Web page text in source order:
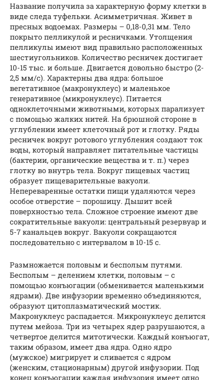
Название получила за характерную форму клетки в
виде следа туфельки. Асимметричная. Живет в
пресных водоемах. Размеры – 0,18-0,31 мм. Тело
покрыто пелликулой и ресничками. Утолщения
пелликулы имеют вид правильно расположенных
шестиугольников. Количество ресничек достигает
10-15 тыс. и больше. Двигается довольно быстро (2-
2,5 мм/с). Характерны два ядра: большое
вегетативное (макронуклеус) и маленькое
генеративное (микронуклеус). Питается
одноклеточными животными, которых парализует
с помощью жалких нитей. На брюшной стороне в
углублении имеет клеточный рот и глотку. Ряды
ресничек вокруг ротового углубления создают ток
воды, который направляет питательные частицы
(бактерии, органические вещества и т. п.) через
глотку во внутрь тела. Вокруг пищевых частиц
образует пищеварительные вакуоли.
Непереваренные остатки пищи удаляются через
особое отверстие – порошицу. Дышит всей
поверхностью тела. Сложное строение имеют две
сократительные вакуоли: центральный резервуар и
5-7 канальцев вокруг. Вакуоли сокращаются
последовательно с интервалом в 10-15 с.
Размножается половым и бесполым путями.
Бесполым – делением клетки, половым – с
помощью конъюгации (обменивается маленькими
ядрами). Две инфузории временно объединяются,
образуют цитоплазматический мостик.
Макронуклеус распадается. Микронуклеус делится
путем мейоза. Три из четырех ядер разрушаются, а
четвертое делится митотически. Каждый конъюгат,
таким образом, имеет два ядра. Одно ядро
(мужское) мигрирует и сливается с ядром
(женским, стационарным) другой инфузории. Под
конец конъюгации каждая инфузория имеет одно